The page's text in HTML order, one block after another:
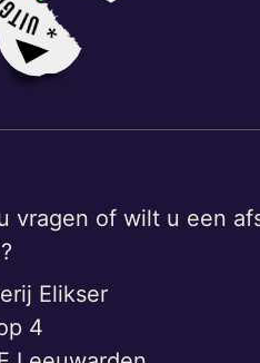
vragen of wilt u een
Elikser
4